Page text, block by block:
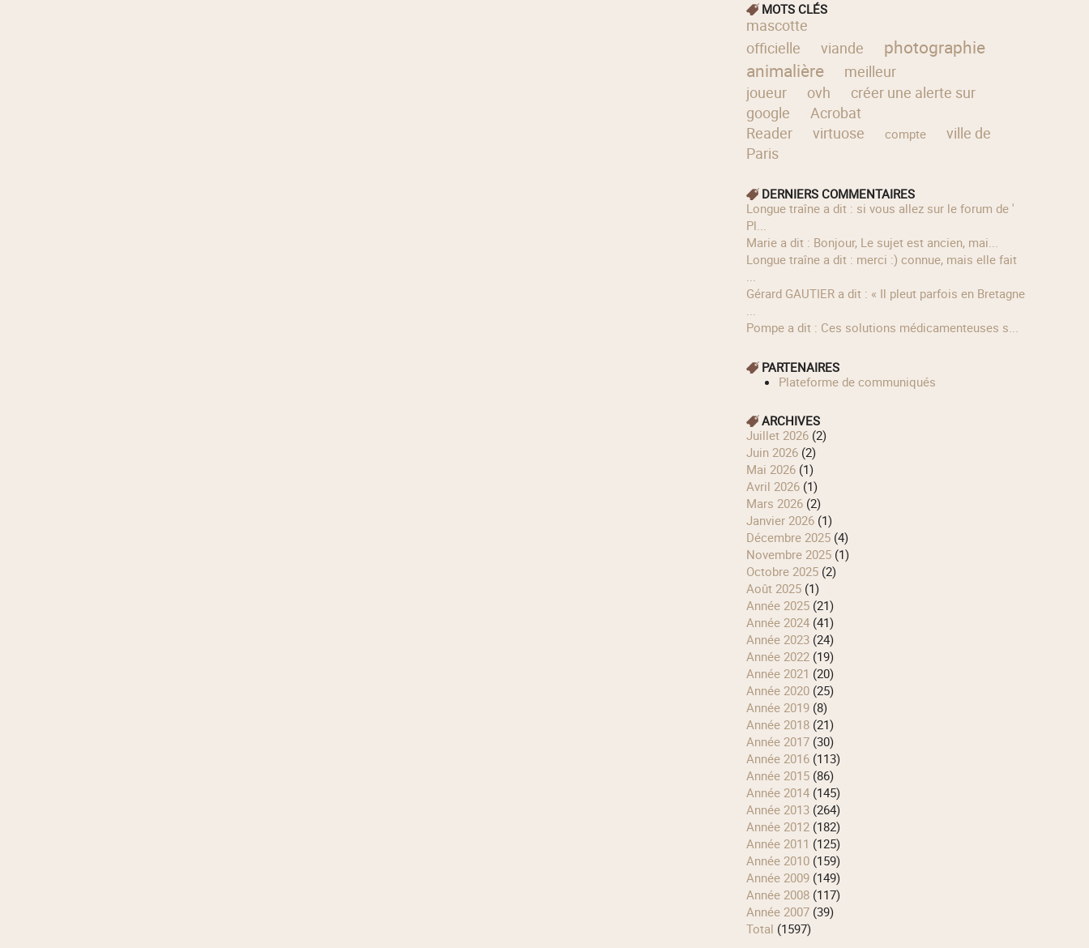
MOTS CLÉS
mascotte
officielle
viande
photographie
animalière
meilleur
joueur
ovh
créer une alerte sur
google
Acrobat
Reader
virtuose compte
ville de
Paris
DERNIERS COMMENTAIRES
longue traîne a dit : si vous allez sur le forum de '
Pl...
Marie a dit : Bonjour, Le sujet est ancien, mai...
longue traîne a dit : merci :) connue, mais elle fait
...
Gérard GAUTIER a dit : « Il pleut parfois en Bretagne
...
Pompe a dit : Ces solutions médicamenteuses s...
PARTENAIRES
Plateforme de communiqués
ARCHIVES
juillet 2026(2)
juin 2026(2)
mai 2026(1)
avril 2026(1)
mars 2026(2)
janvier 2026(1)
décembre 2025(4)
novembre 2025(1)
octobre 2025(2)
août 2025(1)
année 2025(21)
année 2024(41)
année 2023(24)
année 2022(19)
année 2021 (20)
année 2020(25)
année 2019(8)
année 2018(21)
année 2017(30)
année 2016(113)
année 2015(86)
année 2014(145)
année 2013(264)
année 2012(182)
année 2011 (125)
année 2010(159)
année 2009(149)
année 2008(117)
année 2007(39)
total (1597)